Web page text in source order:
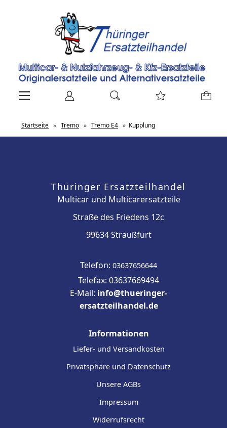
Startseite » Tremo » Tremo E4 » Kupplung
Thüringer Ersatzteilhandel
Multicar und Multicarersatzteile
Straße des Friedens 12c
99634 Straußfurt
Telefon: 03637656644
Telefax: 03637669494
E-Mail: info@thueringer-
ersatzteilhandel.de
Informationen
Liefer- und Versandkosten
Privatsphäre und Datenschutz
Unsere AGBs
Impressum
Widerrufsrecht